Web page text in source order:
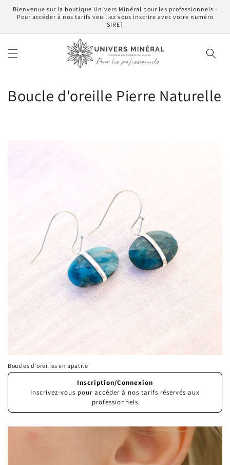
passer
au
Bienvenue sur la boutique Univers Minéral pour les professionnels -
Pour accéder à nos tarifs veuillez vous inscrire avec votre numéro
SIRET
C
n
:
Boucle d'oreille Pierre Naturelle
Boucles d'oreilles en apatite
Prix
habituel
Inscription/Connexion
Inscrivez-vous pour accéder à nos tarifs réservés aux
professionnels